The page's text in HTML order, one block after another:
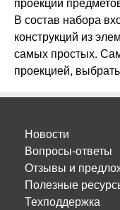
В состав набора
конструкций из
самых простых.
проекцией,
Новости
Вопросы-ответы
Отзывы и
Полезные
Техподдержка